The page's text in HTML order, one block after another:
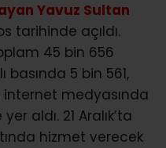
Yavuz Sultan
tarihinde açıldı.
45 bin 656
basında 5 bin 561,
internet medyasında
aldı. 21 Aralık’ta
hizmet verecek